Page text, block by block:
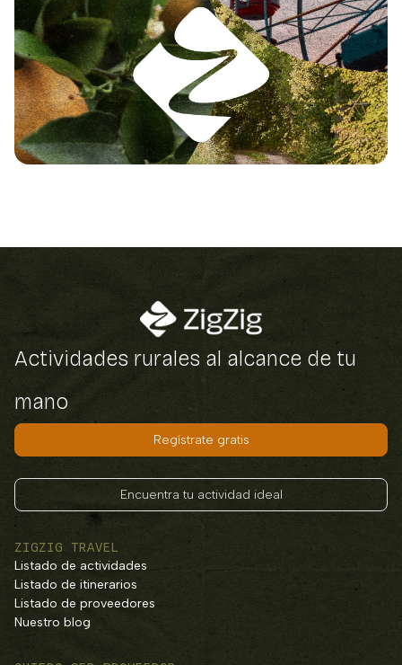
Actividades rurales al alcance de tu
mano
Regístrate gratis
Encuentra tu actividad ideal
ZIGZIG TRAVEL
Listado de actividades
Listado de itinerarios
Listado de proveedores
Nuestro blog